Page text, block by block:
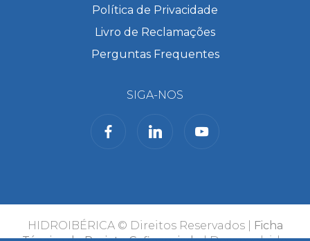
Política de Privacidade
Livro de Reclamações
Perguntas Frequentes
SIGA-NOS
HIDROIBÉRICA © Direitos Reservados |
Ficha